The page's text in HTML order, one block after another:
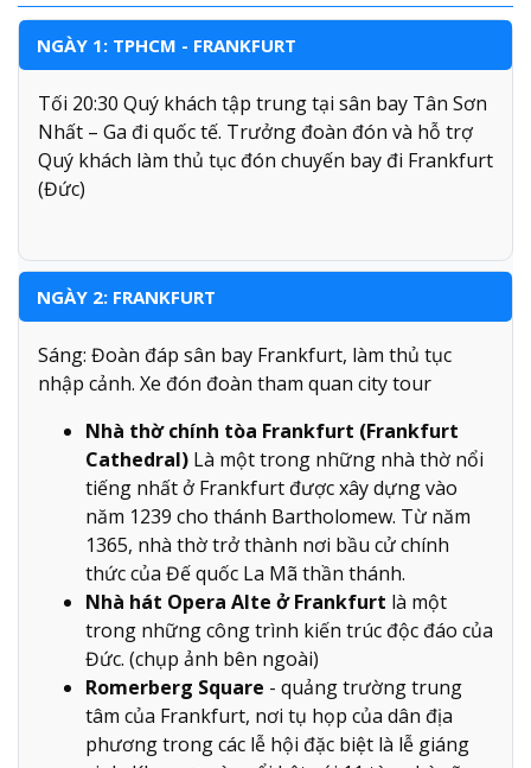
NGÀY 1: TPHCM - FRANKFURT
Tối 20:30 Quý khách tập trung tại sân bay Tân Sơn
Nhất – Ga đi quốc tế. Trưởng đoàn đón và hỗ trợ
Quý khách làm thủ tục đón chuyến bay đi Frankfurt
(Đức)
NGÀY 2: FRANKFURT
Sáng: Đoàn đáp sân bay Frankfurt, làm thủ tục
nhập cảnh. Xe đón đoàn tham quan city tour
Nhà thờ chính tòa Frankfurt (Frankfurt
Cathedral) Là một trong những nhà thờ nổi
tiếng nhất ở Frankfurt được xây dựng vào
năm 1239 cho thánh Bartholomew. Từ năm
1365, nhà thờ trở thành nơi bầu cử chính
thức của Đế quốc La Mã thần thánh.
Nhà hát Opera Alte ở Frankfurt là một
trong những công trình kiến trúc độc đáo của
Đức. (chụp ảnh bên ngoài)
Romerberg Square - quảng trường trung
tâm của Frankfurt, nơi tụ họp của dân địa
phương trong các lễ hội đặc biệt là lễ giáng